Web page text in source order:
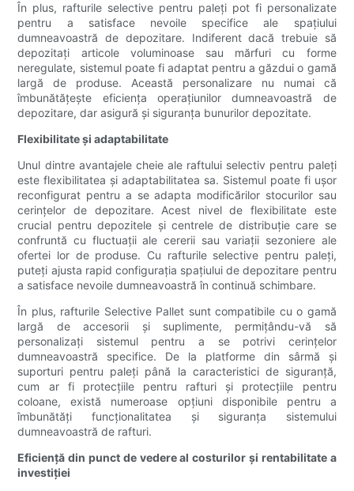
În plus, rafturile selective pentru paleți pot fi personalizate
pentru a satisface nevoile specifice ale spațiului
dumneavoastră de depozitare. Indiferent dacă trebuie să
depozitați articole voluminoase sau mărfuri cu forme
neregulate, sistemul poate fi adaptat pentru a găzdui o gamă
largă de produse. Această personalizare nu numai că
îmbunătățește eficiența operațiunilor dumneavoastră de
depozitare, dar asigură și siguranța bunurilor depozitate.
Flexibilitate și adaptabilitate
Unul dintre avantajele cheie ale raftului selectiv pentru paleți
este flexibilitatea și adaptabilitatea sa. Sistemul poate fi ușor
reconfigurat pentru a se adapta modificărilor stocurilor sau
cerințelor de depozitare. Acest nivel de flexibilitate este
crucial pentru depozitele și centrele de distribuție care se
confruntă cu fluctuații ale cererii sau variații sezoniere ale
ofertei lor de produse. Cu rafturile selective pentru paleți,
puteți ajusta rapid configurația spațiului de depozitare pentru
a satisface nevoile dumneavoastră în continuă schimbare.
În plus, rafturile Selective Pallet sunt compatibile cu o gamă
largă de accesorii și suplimente, permițându-vă să
personalizați sistemul pentru a se potrivi cerințelor
dumneavoastră specifice. De la platforme din sârmă și
suporturi pentru paleți până la caracteristici de siguranță,
cum ar fi protecțiile pentru rafturi și protecțiile pentru
coloane, există numeroase opțiuni disponibile pentru a
îmbunătăți funcționalitatea și siguranța sistemului
dumneavoastră de rafturi.
Eficiență din punct de vedere al costurilor și rentabilitate a
investiției